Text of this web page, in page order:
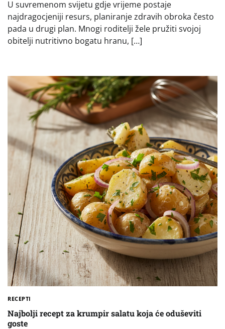
U suvremenom svijetu gdje vrijeme postaje
najdragocjeniji resurs, planiranje zdravih obroka često
pada u drugi plan. Mnogi roditelji žele pružiti svojoj
obitelji nutritivno bogatu hranu, […]
RECEPTI
Najbolji recept za krumpir salatu koja će oduševiti
goste